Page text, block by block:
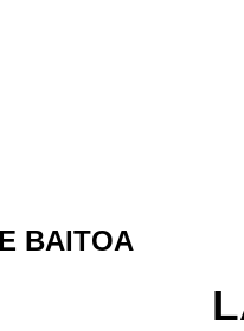
BAITOA